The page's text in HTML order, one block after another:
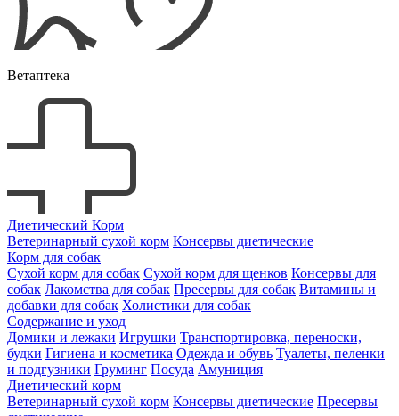
Ветаптека
Диетический Корм
Ветеринарный сухой корм Консервы диетические
Корм для собак
Сухой корм для собак Сухой корм для щенков Консервы для
собак Лакомства для собак Пресервы для собак Витамины и
добавки для собак Холистики для собак
Содержание и уход
Домики и лежаки Игрушки Транспортировка, переноски,
будки Гигиена и косметика Одежда и обувь Туалеты, пеленки
и подгузники Груминг Посуда Амуниция
Диетический корм
Ветеринарный сухой корм Консервы диетические Пресервы